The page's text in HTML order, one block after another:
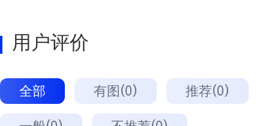
用户评价
全部 有图(0) 推荐(0)